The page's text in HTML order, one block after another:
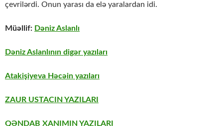
çevrilərdi. Onun yarası da elə yaralardan idi.
Müəllif: Dəniz Aslanlı
Dəniz Aslanlının digər yazıları
Atakişiyeva Həcəin yazıları
ZAUR USTACIN YAZILARI
QƏNDAB XANIMIN YAZILARI